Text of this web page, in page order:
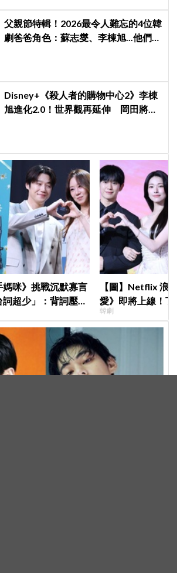
父親節特輯！2026最令人難忘的4位韓
劇爸爸角色：蘇志燮、李棟旭...他們連
Disney+《殺人者的購物中心2》李棟
旭進化2.0！世界觀再延伸 岡田將生
咪》挑戰沉默寡言
超少」：背詞壓力
【圖】Netflix 浪
愛》即將上線！
製作發表會，甜
韓劇